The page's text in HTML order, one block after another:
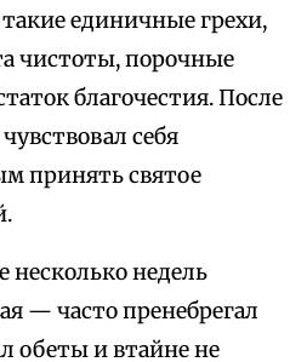
единичные грехи,
чистоты, порочные
благочестия. После
себя
принять святое
несколько недель
— часто пренебрегал
обеты и втайне не